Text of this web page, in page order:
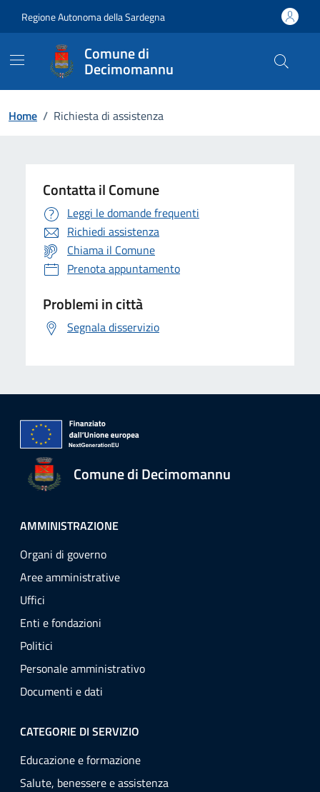
Regione Autonoma della Sardegna
Comune di
Decimomannu
Home / Richiesta di assistenza
Contatta il Comune
Leggi le domande frequenti
Richiedi assistenza
Chiama il Comune
Prenota appuntamento
Problemi in città
Segnala disservizio
Comune di Decimomannu
AMMINISTRAZIONE
Organi di governo
Aree amministrative
Uffici
Enti e fondazioni
Politici
Personale amministrativo
Documenti e dati
CATEGORIE DI SERVIZIO
Educazione e formazione
Salute, benessere e assistenza